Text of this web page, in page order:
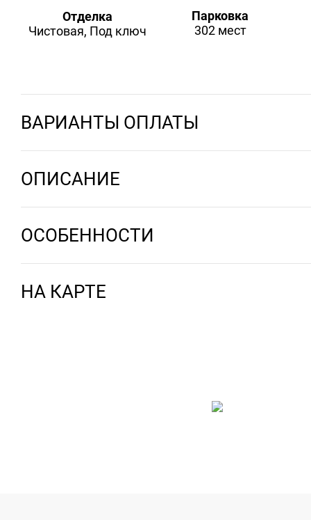
Отделка
Чистовая, Под ключ
Парковка
302 мест
ВАРИАНТЫ ОПЛАТЫ
ОПИСАНИЕ
ОСОБЕННОСТИ
НА КАРТЕ